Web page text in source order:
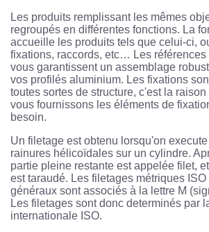
Les produits remplissant les mêmes
regroupés en différentes fonctions. La
accueille les produits tels que celui-ci,
fixations, raccords, etc… Les références
vous garantissent un assemblage
vos profilés aluminium. Les fixations
toutes sortes de structure, c'est la
vous fournissons les éléments de
besoin.
Un filetage est obtenu lorsqu'on
rainures hélicoïdales sur un cylindre.
partie pleine restante est appelée filet,
est taraudé. Les filetages métriques
généraux sont associés à la lettre M
Les filetages sont donc determinés par
internationale ISO.